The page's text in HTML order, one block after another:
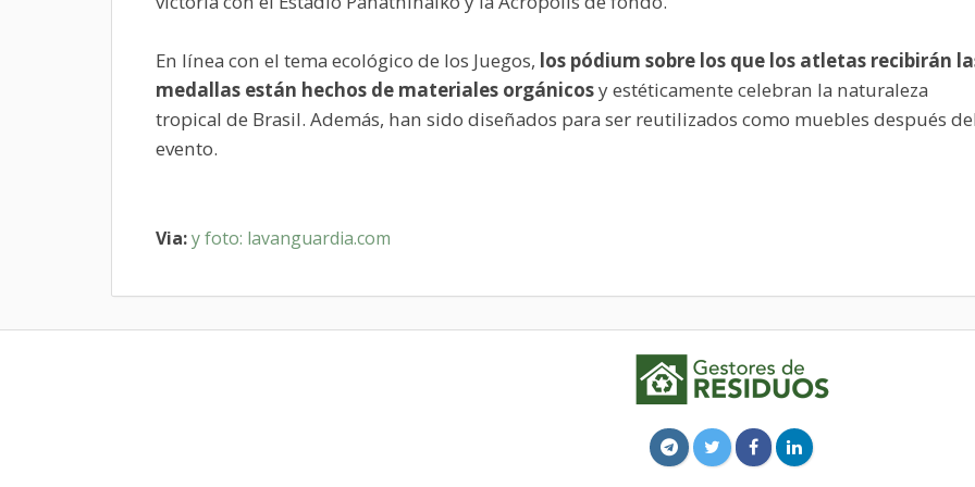
En línea con el tema ecológico de los Juegos, los pódium sobre los que los atletas recibirán
medallas están hechos de materiales orgánicosy estéticamente celebran la naturaleza
tropical de Brasil. Además, han sido diseñados para ser reutilizados como muebles después
evento.
Via:y foto: lavanguardia.com